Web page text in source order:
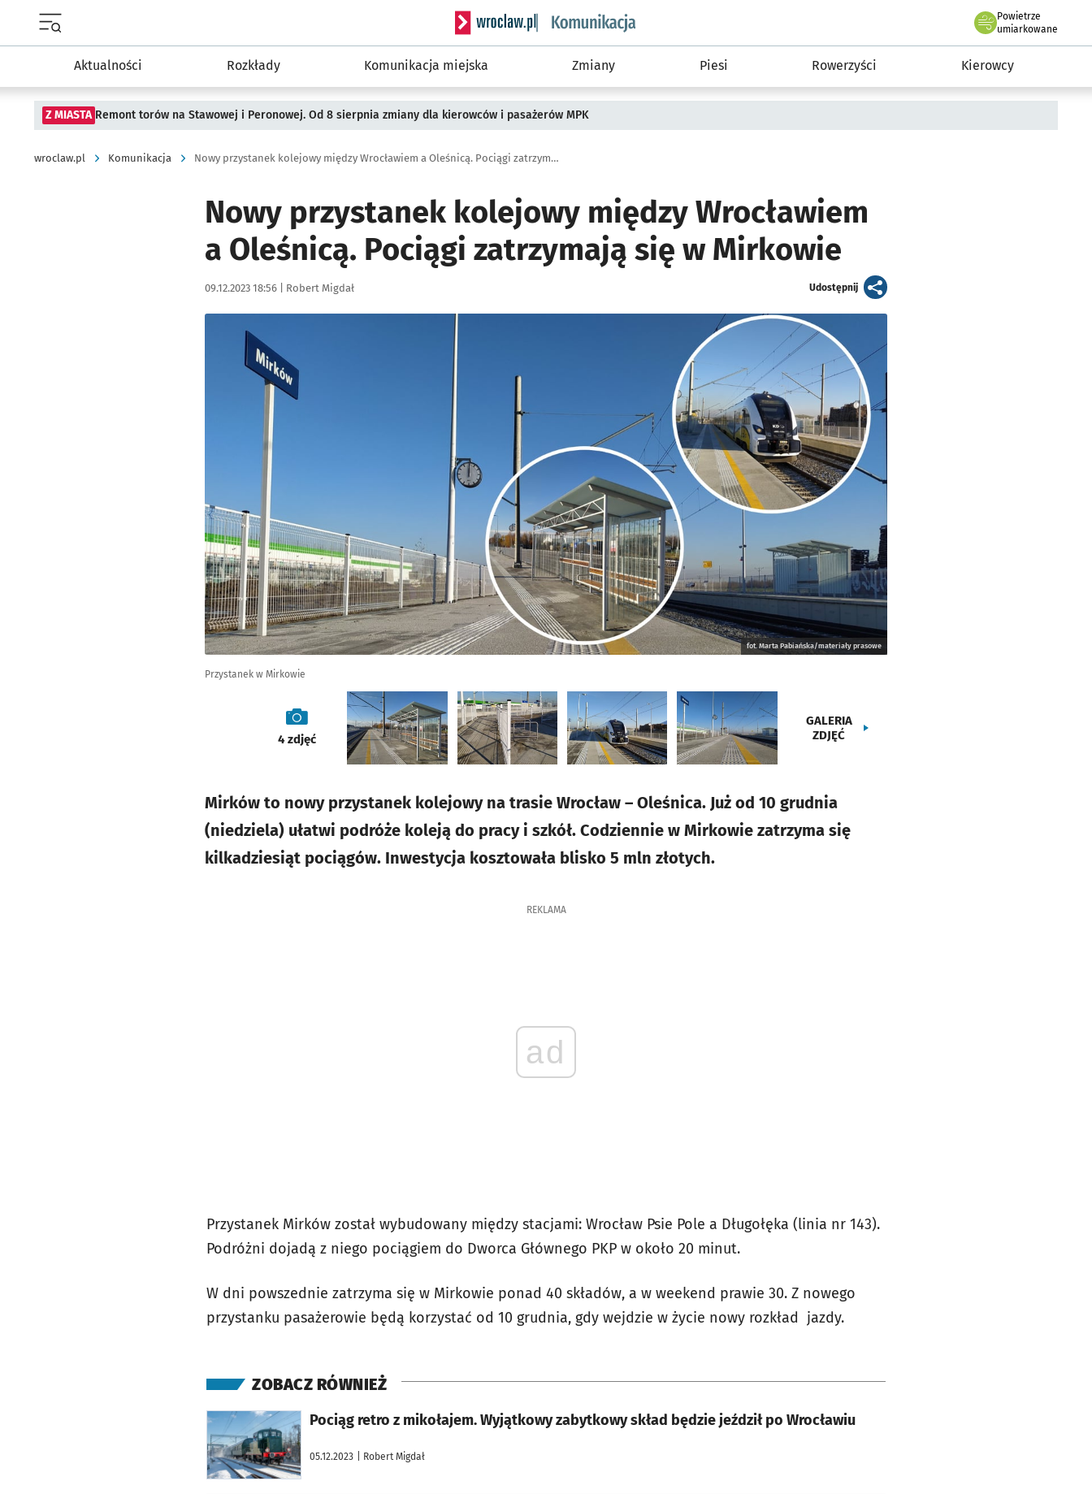
Serwis informacyjny wroclaw.pl podserwis: Komunikacja
Powietrze
we Wrocławiu
umiarkowane
Aktualności Rozkłady Komunikacja miejska Zmiany Piesi Rowerzyści Kierowcy
Z MIASTA Remont torów na Stawowej i Peronowej. Od 8 sierpnia zmiany dla kierowców i pasażerów MPK
wroclaw.pl Komunikacja Nowy przystanek kolejowy między Wrocławiem a Oleśnicą. Pociągi zatrzymają się w Mirkowie
Nowy przystanek kolejowy między Wrocławiem
a Oleśnicą. Pociągi zatrzymają się w Mirkowie
Data publikacji:
09.12.2023 18:56 | Autor:
Robert Migdał Udostępnijartykuł
fot. Marta Pabiańska/materiały prasowe
Przystanek w Mirkowie
galeria
4zdjęć
GALERIA
ZDJĘĆ
Mirków to nowy przystanek kolejowy na trasie Wrocław – Oleśnica. Już od 10 grudnia
(niedziela) ułatwi podróże koleją do pracy i szkół. Codziennie w Mirkowie zatrzyma się
kilkadziesiąt pociągów. Inwestycja kosztowała blisko 5 mln złotych.
REKLAMA
ad
Przystanek Mirków został wybudowany między stacjami: Wrocław Psie Pole a Długołęka (linia nr 143).
Podróżni dojadą z niego pociągiem do Dworca Głównego PKP w około 20 minut.
W dni powszednie zatrzyma się w Mirkowie ponad 40 składów, a w weekend prawie 30. Z nowego
przystanku pasażerowie będą korzystać od 10 grudnia, gdy wejdzie w życie nowy rozkład jazdy.
ZOBACZ RÓWNIEŻ
Pociąg retro z mikołajem. Wyjątkowy zabytkowy skład będzie jeździł po Wrocławiu
05.12.2023 | Robert Migdał
otworzy się w nowej karcie